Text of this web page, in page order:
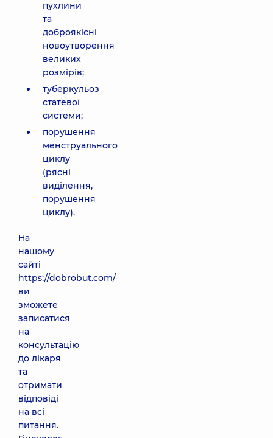
пухлини
та
доброякісні
новоутворення
великих
розмірів;
туберкульоз
статевої
системи;
порушення
менструального
циклу
(рясні
виділення,
порушення
циклу).
На
нашому
сайті
https://dobrobut.com/
ви
зможете
записатися
на
консультацію
до лікаря
та
отримати
відповіді
на всі
питання.